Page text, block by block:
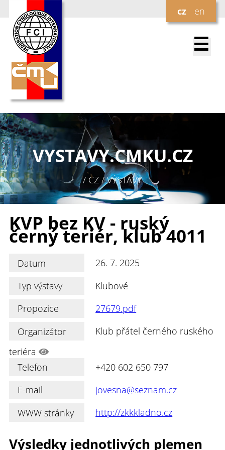
cz en
☰
VYSTAVY.CMKU.CZ
/ CZ / VÝSTAVY
KVP bez KV - ruský
černý teriér, klub 4011
Datum
26. 7. 2025
Typ výstavy
Klubové
Propozice
27679.pdf
Organizátor
Klub přátel černého ruského
teriéra
Telefon
+420 602 650 797
E-mail
jovesna@seznam.cz
WWW stránky
http://zkkkladno.cz
Výsledky jednotlivých plemen